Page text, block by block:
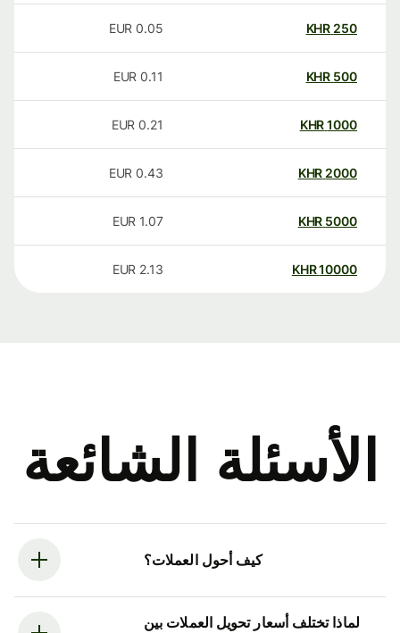
250
KHR
0.05
EUR
500
KHR
0.11
EUR
1000
KHR
0.21
EUR
2000
KHR
0.43
EUR
5000
KHR
1.07
EUR
10000
KHR
2.13
EUR
الأسئلة الشائعة
كيف أحول العملات؟
لماذا تختلف أسعار تحويل العملات بين